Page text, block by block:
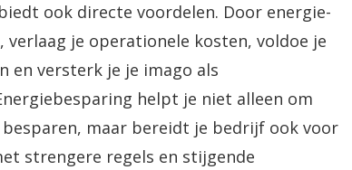
ook directe voordelen. Door energie-
verlaag je operationele kosten, voldoe je
en versterk je je imago als
helpt je niet alleen om
maar bereidt je bedrijf ook voor
strengere regels en stijgende